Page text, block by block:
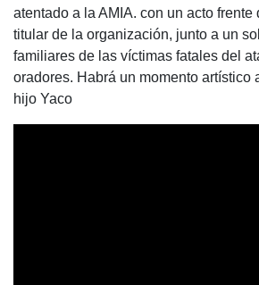
atentado a la AMIA. con un acto frente
titular de la organización, junto a un
familiares de las víctimas fatales del
oradores. Habrá un momento artístico
hijo Yaco